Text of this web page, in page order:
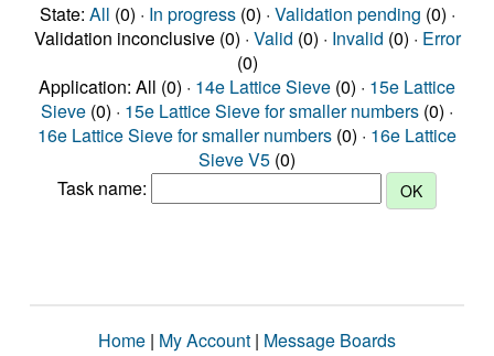
State: All (0) · In progress(0) · Validation pending (0) ·
Validation inconclusive (0) · Valid (0) · Invalid (0) · Error
(0)
Application: All (0) · 14e Lattice Sieve (0) · 15e Lattice
Sieve (0) · 15e Lattice Sieve for smaller numbers (0) ·
16e Lattice Sieve for smaller numbers (0) · 16e Lattice
Sieve V5 (0)
Task name:
Home | My Account | Message Boards